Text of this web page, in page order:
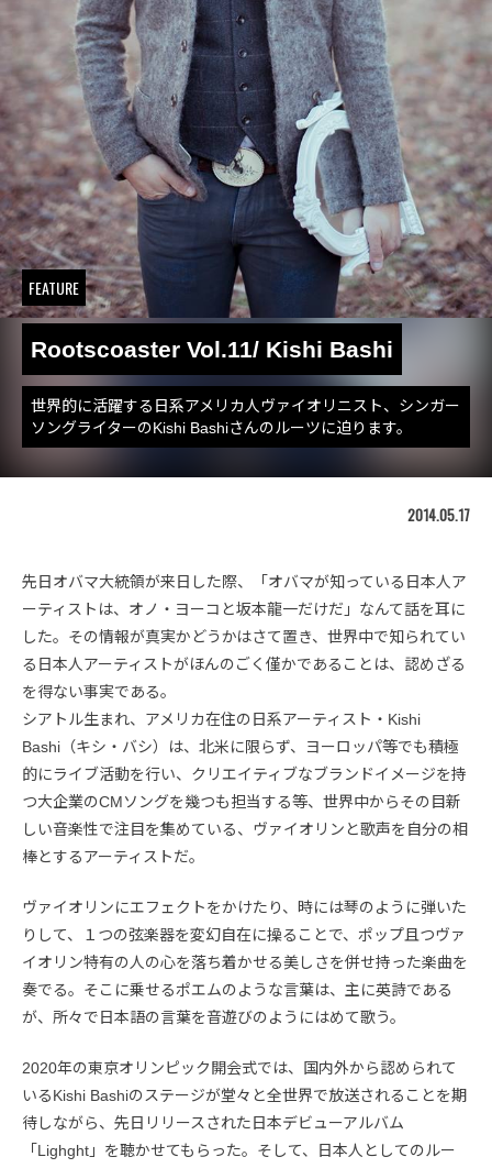
FEATURE
Rootscoaster Vol.11/ Kishi Bashi
世界的に活躍する日系アメリカ人ヴァイオリニスト、シンガー
ソングライターのKishi Bashiさんのルーツに迫ります。
2014.05.17
先日オバマ大統領が来日した際、「オバマが知っている日本人ア
ーティストは、オノ・ヨーコと坂本龍一だけだ」なんて話を耳に
した。その情報が真実かどうかはさて置き、世界中で知られてい
る日本人アーティストがほんのごく僅かであることは、認めざる
を得ない事実である。
シアトル生まれ、アメリカ在住の日系アーティスト・Kishi
Bashi（キシ・バシ）は、北米に限らず、ヨーロッパ等でも積極
的にライブ活動を行い、クリエイティブなブランドイメージを持
つ大企業のCMソングを幾つも担当する等、世界中からその目新
しい音楽性で注目を集めている、ヴァイオリンと歌声を自分の相
棒とするアーティストだ。
ヴァイオリンにエフェクトをかけたり、時には琴のように弾いた
りして、１つの弦楽器を変幻自在に操ることで、ポップ且つヴァ
イオリン特有の人の心を落ち着かせる美しさを併せ持った楽曲を
奏でる。そこに乗せるポエムのような言葉は、主に英詩である
が、所々で日本語の言葉を音遊びのようにはめて歌う。
2020年の東京オリンピック開会式では、国内外から認められて
いるKishi Bashiのステージが堂々と全世界で放送されることを期
待しながら、先日リリースされた日本デビューアルバム
「Lighght」を聴かせてもらった。そして、日本人としてのルー